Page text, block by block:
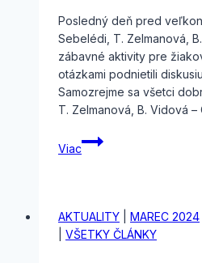
Posledný deň pred
Sebelédi, T. Zelmanová,
zábavné aktivity pre
otázkami podnietili
Samozrejme sa všetci
T. Zelmanová, B. Vidová –
Viac
Rovesnícky
program
AKTUALITY MAREC 2024
VŠETKY ČLÁNKY